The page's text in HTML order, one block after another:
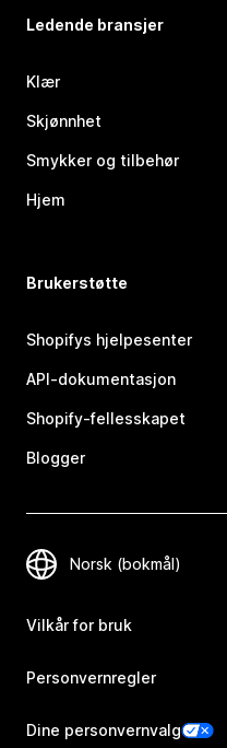
Ledende bransjer
Klær
Skjønnhet
Smykker og tilbehør
Hjem
Brukerstøtte
Shopifys hjelpesenter
API-dokumentasjon
Shopify-fellesskapet
Blogger
Vilkår for bruk
Personvernregler
Dine personvernvalg